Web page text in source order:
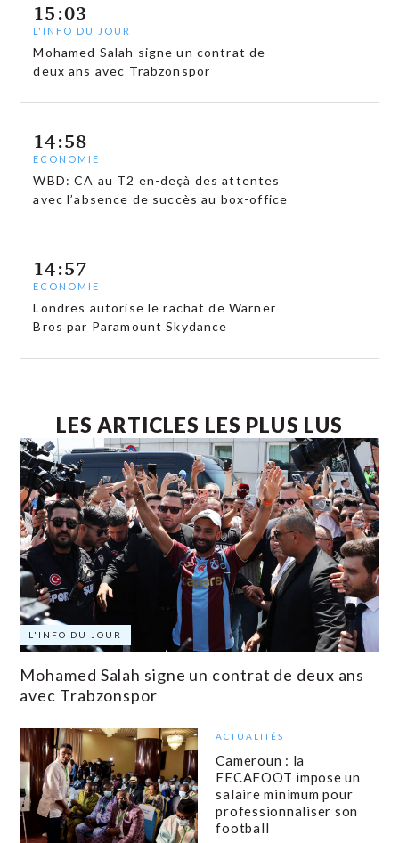
15:03
L'INFO DU JOUR
Mohamed Salah signe un contrat de
deux ans avec Trabzonspor
14:58
ECONOMIE
WBD: CA au T2 en-deçà des attentes
avec l’absence de succès au box-office
14:57
ECONOMIE
Londres autorise le rachat de Warner
Bros par Paramount Skydance
LES ARTICLES LES PLUS LUS
L'INFO DU JOUR
Mohamed Salah signe un contrat de deux ans
avec Trabzonspor
ACTUALITÉS
Cameroun : la
FECAFOOT impose un
salaire minimum pour
professionnaliser son
football